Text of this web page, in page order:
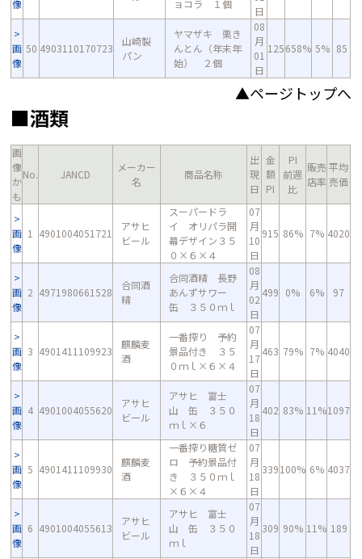
像
ョコラ １個
日
画
像
50 4903110170723
山崎製
パン
ヤマザキ 栗き
んとん（年末年
始） ２個
08
月
01
日
125658% 5% 85
▲ページトップへ
■酒類
画
像
か
も
No. JANCD
メーカー
名
商品名称
出
現
日
金
額
PI
PI
前週
比
販売
店率
平均
売価
画
像
1 4901004051721
アサヒ
ビール
スーパードラ
イ オリパラ開
幕デザイン３５
０×６×４
07
月
10
日
915 86% 7% 4020
画
像
2 4971980661528
合同酒
精
合同酒精 長野
あんずサワー
缶 ３５０ｍｌ
08
月
02
日
499 0% 6% 97
画
像
3 4901411109923
麒麟麦
酒
一番搾り 予約
景品付き ３５
０ｍｌ×６×４
07
月
17
日
463 79% 7% 4040
画
像
4 4901004055620
アサヒ
ビール
アサヒ 富士
山 缶 ３５０
ｍｌ×６
07
月
18
日
402 83% 11%1097
画
像
5 4901411109930
麒麟麦
酒
一番搾り糖質ゼ
ロ 予約景品付
き ３５０ｍｌ
×６×４
07
月
18
日
339100% 6% 4037
画
像
6 4901004055613
アサヒ
ビール
アサヒ 富士
山 缶 ３５０
ｍｌ
07
月
18
日
309 90% 11% 189